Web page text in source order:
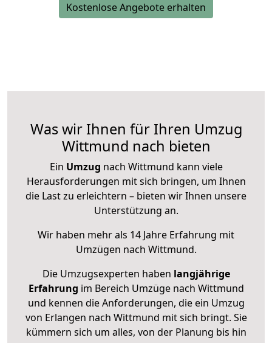
Kostenlose Angebote erhalten
Was wir Ihnen für Ihren Umzug
Wittmund nach bieten
Ein Umzug nach Wittmund kann viele
Herausforderungen mit sich bringen, um Ihnen
die Last zu erleichtern – bieten wir Ihnen unsere
Unterstützung an.
Wir haben mehr als 14 Jahre Erfahrung mit
Umzügen nach Wittmund.
Die Umzugsexperten haben langjährige
Erfahrung im Bereich Umzüge nach Wittmund
und kennen die Anforderungen, die ein Umzug
von Erlangen nach Wittmund mit sich bringt. Sie
kümmern sich um alles, von der Planung bis hin